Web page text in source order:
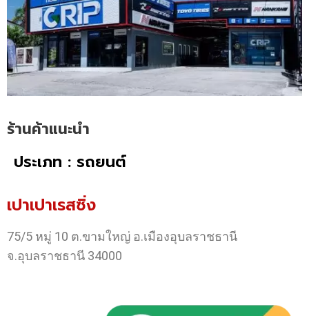
ร้านค้าแนะนำ
ประเภท : รถยนต์
เปาเปาเรสซิ่ง
75/5 หมู่ 10 ต.ขามใหญ่ อ.เมืองอุบลราชธานี
จ.อุบลราชธานี 34000